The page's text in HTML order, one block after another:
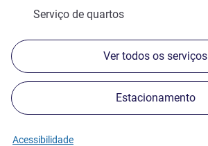
Serviço de quartos
Ver todos os serviços
Estacionamento
Acessibilidade